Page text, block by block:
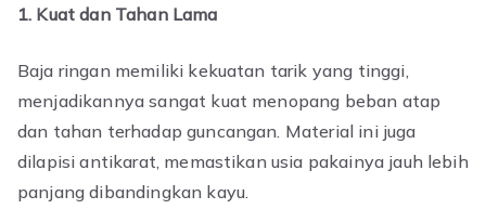
1. Kuat dan Tahan Lama
Baja ringan memiliki kekuatan tarik yang tinggi,
menjadikannya sangat kuat menopang beban atap
dan tahan terhadap guncangan. Material ini juga
dilapisi antikarat, memastikan usia pakainya jauh lebih
panjang dibandingkan kayu.